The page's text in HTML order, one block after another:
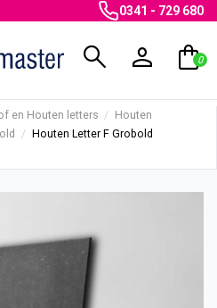
0341 - 729 680
search person shopping_bag
0
en Houten letters
Houten
Houten Letter F Grobold